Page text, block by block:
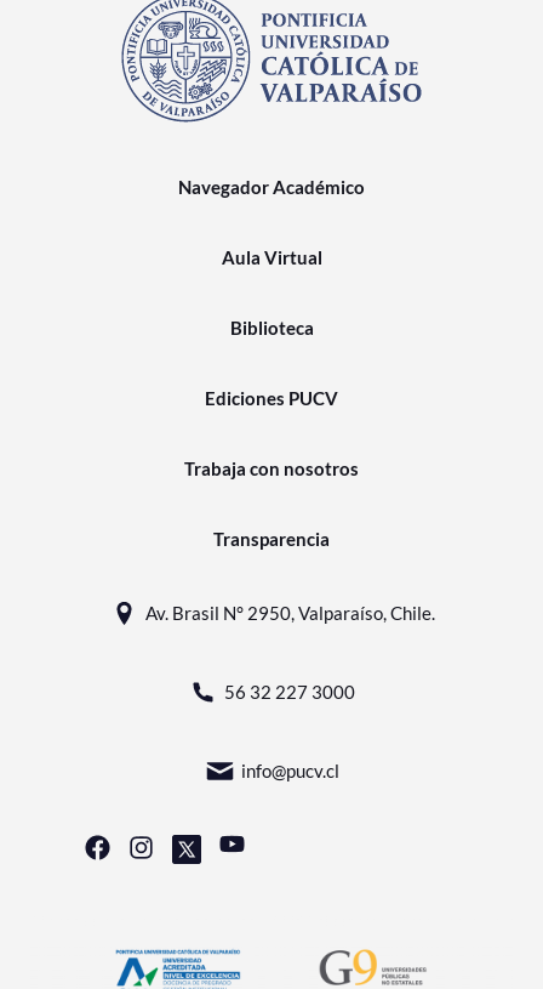
Navegador Académico
Aula Virtual
Biblioteca
Ediciones PUCV
Trabaja con nosotros
Transparencia
Av. Brasil N° 2950, Valparaíso, Chile.
56 32 227 3000
info@pucv.cl